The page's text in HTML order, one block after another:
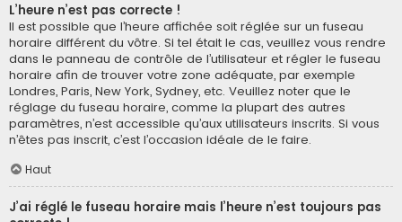
L’heure n’est pas correcte !
Il est possible que l’heure affichée soit réglée sur un fuseau
horaire différent du vôtre. Si tel était le cas, veuillez vous rendre
dans le panneau de contrôle de l’utilisateur et régler le fuseau
horaire afin de trouver votre zone adéquate, par exemple
Londres, Paris, New York, Sydney, etc. Veuillez noter que le
réglage du fuseau horaire, comme la plupart des autres
paramètres, n’est accessible qu’aux utilisateurs inscrits. Si vous
n’êtes pas inscrit, c’est l’occasion idéale de le faire.
Haut
J’ai réglé le fuseau horaire mais l’heure n’est toujours pas